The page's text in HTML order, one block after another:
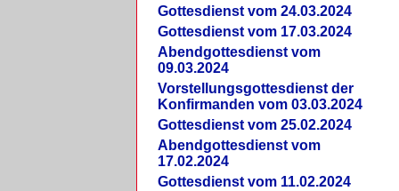
Gottesdienst vom 24.03.2024
Gottesdienst vom 17.03.2024
Abendgottesdienst vom
09.03.2024
Vorstellungsgottesdienst der
Konfirmanden vom 03.03.2024
Gottesdienst vom 25.02.2024
Abendgottesdienst vom
17.02.2024
Gottesdienst vom 11.02.2024